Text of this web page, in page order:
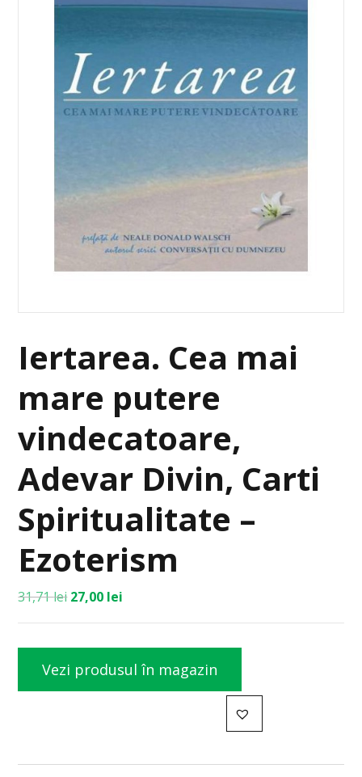
Iertarea. Cea mai
mare putere
vindecatoare,
Adevar Divin, Carti
Spiritualitate –
Ezoterism
31,71lei 27,00 lei
Vezi produsul în magazin